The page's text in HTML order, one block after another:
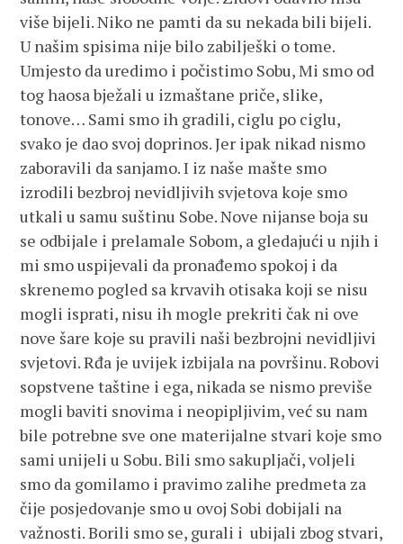
više bijeli. Niko ne pamti da su nekada bili bijeli.
U našim spisima nije bilo zabilješki o tome.
Umjesto da uredimo i počistimo Sobu, Mi smo od
tog haosa bježali u izmaštane priče, slike,
tonove… Sami smo ih gradili, ciglu po ciglu,
svako je dao svoj doprinos. Jer ipak nikad nismo
zaboravili da sanjamo. I iz naše mašte smo
izrodili bezbroj nevidljivih svjetova koje smo
utkali u samu suštinu Sobe. Nove nijanse boja su
se odbijale i prelamale Sobom, a gledajući u njih i
mi smo uspijevali da pronađemo spokoj i da
skrenemo pogled sa krvavih otisaka koji se nisu
mogli isprati, nisu ih mogle prekriti čak ni ove
nove šare koje su pravili naši bezbrojni nevidljivi
svjetovi. Rđa je uvijek izbijala na površinu. Robovi
sopstvene taštine i ega, nikada se nismo previše
mogli baviti snovima i neopipljivim, već su nam
bile potrebne sve one materijalne stvari koje smo
sami unijeli u Sobu. Bili smo sakupljači, voljeli
smo da gomilamo i pravimo zalihe predmeta za
čije posjedovanje smo u ovoj Sobi dobijali na
važnosti. Borili smo se, gurali i ubijali zbog stvari,